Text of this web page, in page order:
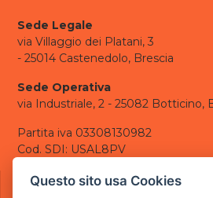
Sede Legale
via Villaggio dei Platani, 3
- 25014 Castenedolo, Brescia
Sede Operativa
via Industriale, 2 - 25082 Botticino,
Partita iva 03308130982
Cod. SDI: USAL8PV
CONTATTI
Questo sito usa Cookies